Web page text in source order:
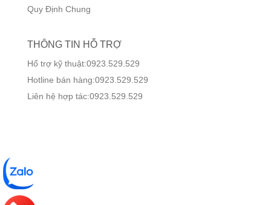
Quy Định Chung
THÔNG TIN HỖ TRỢ
Hổ trợ kỹ thuật:0923.529.529
Hotline bán hàng:0923.529.529
Liên hệ hợp tác:0923.529.529